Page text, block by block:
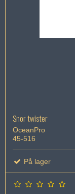
Snor twister
OceanPro
45-516
På lager